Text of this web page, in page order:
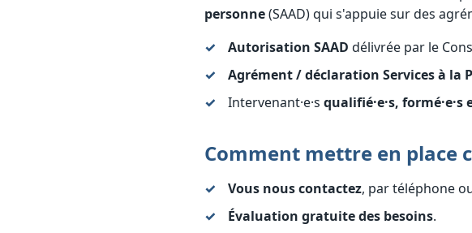
personne(SAAD) qui s'appuie sur des
Autorisation SAAD délivrée par le
Agrément / déclaration Services à la
Intervenant·e·s qualifié·e·s, formé·e·s
Comment mettre en place
Vous nous contactez, par téléphone
Évaluation gratuite des besoins.